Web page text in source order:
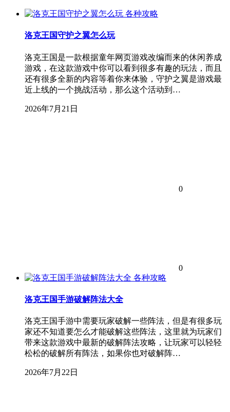
各种攻略
洛克王国守护之翼怎么玩
洛克王国是一款根据童年网页游戏改编而来的休闲养成
游戏，在这款游戏中你可以看到很多有趣的玩法，而且
还有很多全新的内容等着你来体验，守护之翼是游戏最
近上线的一个挑战活动，那么这个活动到…
2026年7月21日
0
0
各种攻略
洛克王国手游破解阵法大全
洛克王国手游中需要玩家破解一些阵法，但是有很多玩
家还不知道要怎么才能破解这些阵法，这里就为玩家们
带来这款游戏中最新的破解阵法攻略，让玩家可以轻轻
松松的破解所有阵法，如果你也对破解阵…
2026年7月22日